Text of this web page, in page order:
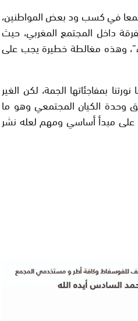
طمعا في كسب ود بعض المواطنين،
داخل المجتمع المغربي، حيث
وهذه مغالطة خطيرة يجب على
بمفاجئاتها الجمة، لكن الغير
وحدة الكيان المجتمعي وهو ما
على مبدأ أساسي ومهم لعله نشر